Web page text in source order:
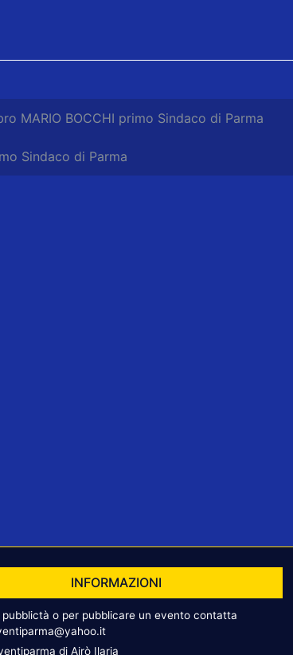
MARIO BOCCHI primo Sindaco di Parma
Sindaco di Parma
INFORMAZIONI
pubblictà o per pubblicare un evento contatta
di Airò Ilaria